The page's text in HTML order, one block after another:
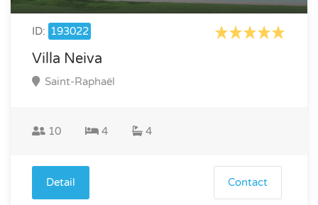
ID: 193022
Villa Neiva
Saint-Raphaël
10 4 4
Detail Contact